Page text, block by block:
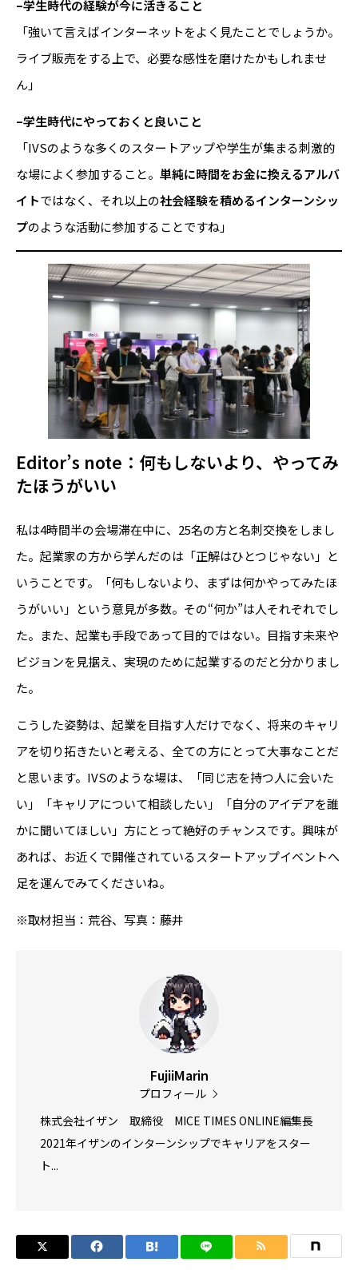
–学生時代の経験が今に活きること
「強いて言えばインターネットをよく見たことでしょうか。
ライブ販売をする上で、必要な感性を磨けたかもしれませ
ん」
–学生時代にやっておくと良いこと
「IVSのような多くのスタートアップや学生が集まる刺激的
な場によく参加すること。 単純に時間をお金に換えるアルバ
イトではなく、それ以上の社会経験を積めるインターンシッ
プのような活動に参加することですね」
Editor’s note：何もしないより、やってみ
たほうがいい
私は4時間半の会場滞在中に、25名の方と名刺交換をしまし
た。起業家の方から学んだのは「正解はひとつじゃない」と
いうことです。「何もしないより、まずは何かやってみたほ
うがいい」という意見が多数。その“何か”は人それぞれでし
た。また、起業も手段であって目的ではない。目指す未来や
ビジョンを見据え、実現のために起業するのだと分かりまし
た。
こうした姿勢は、起業を目指す人だけでなく、将来のキャリ
アを切り拓きたいと考える、全ての方にとって大事なことだ
と思います。IVSのような場は、「同じ志を持つ人に会いた
い」「キャリアについて相談したい」「自分のアイデアを誰
かに聞いてほしい」方にとって絶好のチャンスです。興味が
あれば、お近くで開催されているスタートアップイベントへ
足を運んでみてくださいね。
※取材担当：荒谷、写真：藤井
FujiiMarin
プロフィール
株式会社イザン 取締役 MICE TIMES ONLINE編集長
2021年イザンのインターンシップでキャリアをスター
ト...